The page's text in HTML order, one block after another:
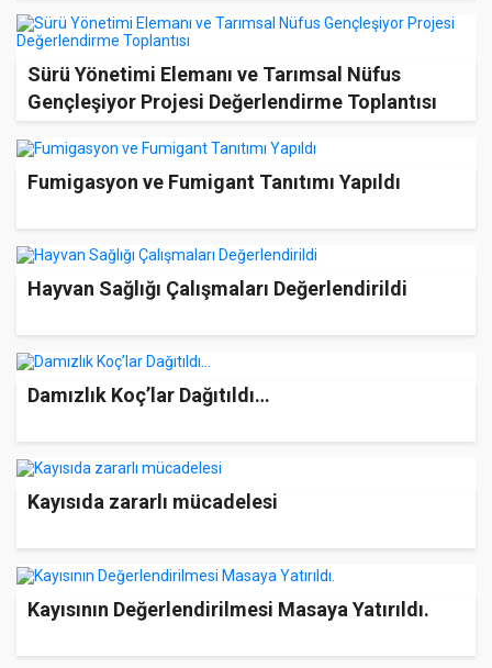
Sürü Yönetimi Elemanı ve Tarımsal Nüfus
Gençleşiyor Projesi Değerlendirme Toplantısı
Fumigasyon ve Fumigant Tanıtımı Yapıldı
Hayvan Sağlığı Çalışmaları Değerlendirildi
Damızlık Koç’lar Dağıtıldı…
Kayısıda zararlı mücadelesi
Kayısının Değerlendirilmesi Masaya Yatırıldı.